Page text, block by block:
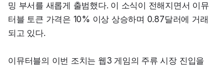
밍 부서를 새롭게 출범했다. 이 소식이 전해지면서 이뮤
터블 토큰 가격은 10% 이상 상승하며 0.87달러에 거래
되고 있다.
이뮤터블의 이번 조치는 웹3 게임의 주류 시장 진입을